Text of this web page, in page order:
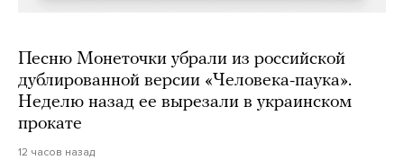
Песню Монеточки убрали из российской
дублированной версии «Человека-паука».
Неделю назад ее вырезали в украинском
прокате
12 часов назад